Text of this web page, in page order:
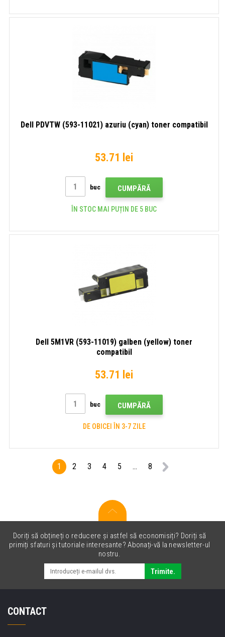
Dell PDVTW (593-11021) azuriu (cyan) toner compatibil
53.71 lei
buc CUMPĂRĂ
ÎN STOC MAI PUȚIN DE 5 BUC
Dell 5M1VR (593-11019) galben (yellow) toner
compatibil
53.71 lei
buc CUMPĂRĂ
DE OBICEI ÎN 3-7 ZILE
1 2 3 4 5 ... 8
Doriți să obțineți o reducere și astfel să economisiți? Doriți să
primiți sfaturi și tutoriale interesante? Abonați-vă la newsletter-ul
nostru.
Trimite.
CONTACT